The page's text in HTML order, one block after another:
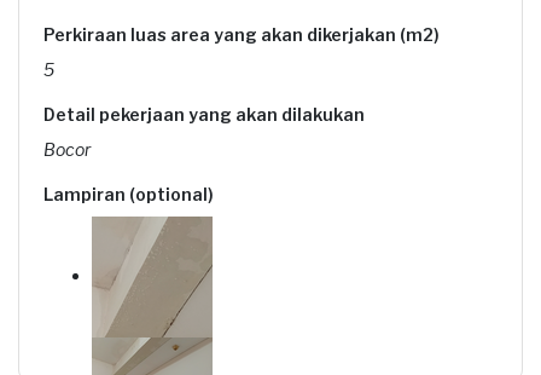
Perkiraan luas area yang akan dikerjakan (m2)
5
Detail pekerjaan yang akan dilakukan
Bocor
Lampiran (optional)